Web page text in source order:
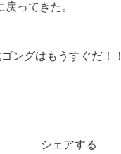
ってきた。
ングはもうすぐだ！！
シェアする